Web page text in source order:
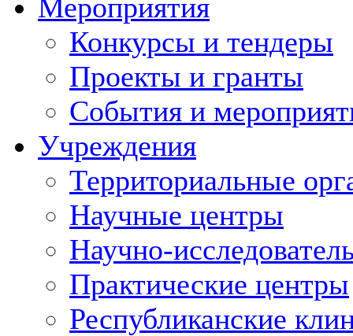
Мероприятия
Конкурсы и тендеры
Проекты и гранты
События и
Учреждения
Территориальные
Научные центры
Научно-
Практические центры
Республиканские